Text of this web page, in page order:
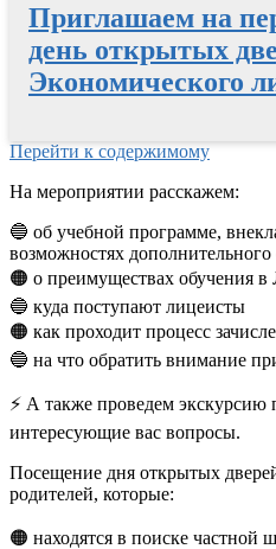
Приглашаем на
день открытых
Экономического
Перейти к содержимому
На мероприятии расскажем:
🔵 об учебной программе,
возможностях дополнительного
🟠 о преимуществах обучения
🔵 куда поступают лицеисты
🟠 как проходит процесс
🔵 на что обратить внимание
⚡️ А также проведем
интересующие вас вопросы.
Посещение дня открытых
родителей, которые:
🟠 находятся в поиске частной